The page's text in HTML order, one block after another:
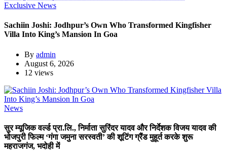
Exclusive News
Sachiin Joshi: Jodhpur’s Own Who Transformed Kingfisher
Villa Into King’s Mansion In Goa
By admin
August 6, 2026
12 views
News
सुर म्यूजिक वर्ल्ड प्रा.लि., निर्माता सुरिंदर यादव और निर्देशक विजय यादव की
भोजपुरी फिल्म ‘गंगा जमुना सरस्वती’ की शूटिंग ग्रैंड मुहूर्त करके शुरू
महराजगंज, भदोही में